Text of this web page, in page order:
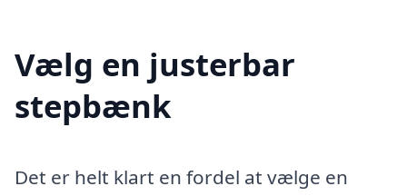
Vælg en justerbar
stepbænk
Det er helt klart en fordel at vælge en